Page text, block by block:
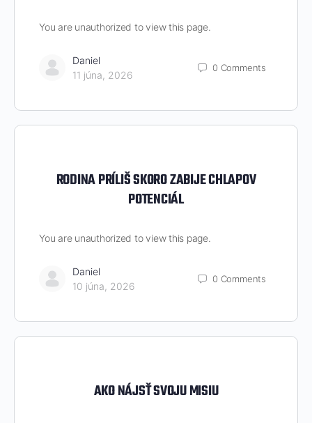
You are unauthorized to view this page.
Daniel
11 júna, 2026
0 Comments
RODINA PRÍLIŠ SKORO ZABIJE CHLAPOV
POTENCIÁL
You are unauthorized to view this page.
Daniel
10 júna, 2026
0 Comments
AKO NÁJSŤ SVOJU MISIU